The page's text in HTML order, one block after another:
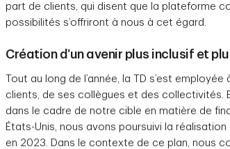
part de clients, qui disent que la plateforme
possibilités s’offriront à nous à cet égard.
Création d’un avenir plus inclusif et
Tout au long de l’année, la TD s’est
clients, de ses collègues et des collectivités.
dans le cadre de notre cible en matière de
États-Unis, nous avons poursuivi la
en 2023. Dans le contexte de ce plan, nous